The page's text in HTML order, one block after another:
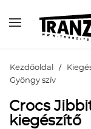
Kezdőoldal /
Gyöngy szív
Crocs
kiegészítő